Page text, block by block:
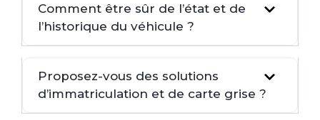
Comment être sûr de l’état et de
l’historique du véhicule ?
Proposez-vous des solutions
d’immatriculation et de carte grise ?